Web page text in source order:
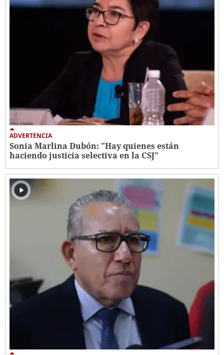
ADVERTENCIA
Sonia Marlina Dubón: "Hay quienes están
haciendo justicia selectiva en la CSJ"